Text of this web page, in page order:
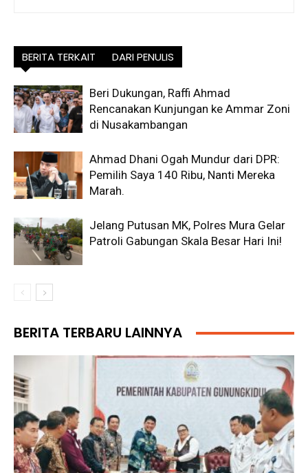
BERITA TERKAIT DARI PENULIS
Beri Dukungan, Raffi Ahmad
Rencanakan Kunjungan ke Ammar Zoni
di Nusakambangan
Ahmad Dhani Ogah Mundur dari DPR:
Pemilih Saya 140 Ribu, Nanti Mereka
Marah.
Jelang Putusan MK, Polres Mura Gelar
Patroli Gabungan Skala Besar Hari Ini!
BERITA TERBARU LAINNYA